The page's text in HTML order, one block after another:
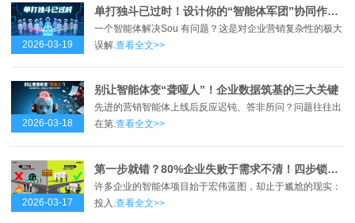
2026-03-19
单打独斗已过时！设计你的“智能体军团”协同作战图
一个智能体解决Sou 有问题？这是对企业营销复杂性的极大
误解. 查看全文>>
2026-03-18
别让智能体变“聋哑人”！企业数据筑基的三大关键
先进的营销智能体上线后反应迟钝、答非所问？问题往往出
在第.查看全文>>
2026-03-17
第一步就错？80%企业失败于需求不清！四步锁定智能体真实痛点
许多企业的智能体项目始于宏伟蓝图，却止于尴尬的现实：
投入.查看全文>>